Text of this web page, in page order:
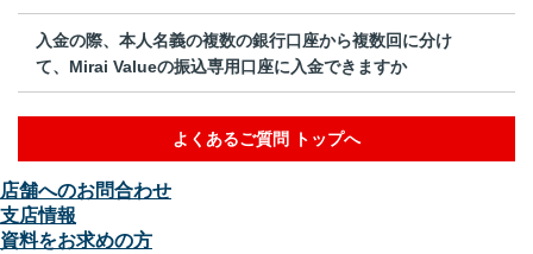
入金の際、本人名義の複数の銀行口座から複数回に分け
て、Mirai Valueの振込専用口座に入金できますか
よくあるご質問 トップへ
店舗へのお問合わせ
支店情報
資料をお求めの方